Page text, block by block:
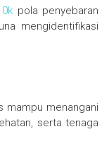
pola penyebaran
mengidentifikasi
mampu menangani
serta tenaga